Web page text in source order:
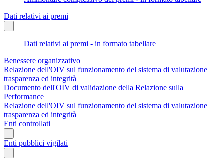
Dati relativi ai premi
Dati relativi ai premi - in formato tabellare
Benessere organizzativo
Relazione dell'OIV sul funzionamento del sistema di valutazione
trasparenza ed integrità
Documento dell'OIV di validazione della Relazione sulla
Performance
Relazione dell'OIV sul funzionamento del sistema di valutazione
trasparenza ed integrità
Enti controllati
Enti pubblici vigilati